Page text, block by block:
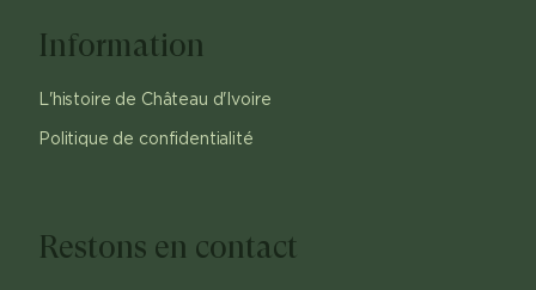
Information
L'histoire de Château d'Ivoire
Politique de confidentialité
Restons en contact